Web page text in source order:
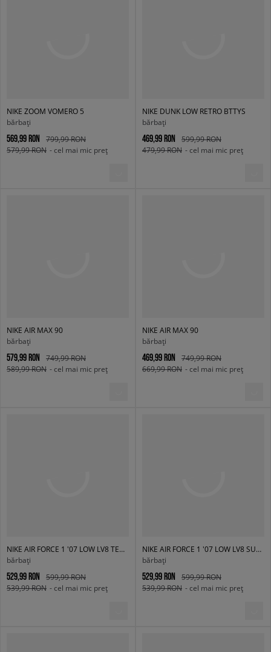
NIKE ZOOM VOMERO 5
bărbați
569,99 RON
799,99 RON
579,99 RON - cel mai mic preț
NIKE DUNK LOW RETRO BTTYS
bărbați
469,99 RON
599,99 RON
479,99 RON - cel mai mic preț
NIKE AIR MAX 90
bărbați
579,99 RON
749,99 RON
589,99 RON - cel mai mic preț
NIKE AIR MAX 90
bărbați
469,99 RON
749,99 RON
669,99 RON - cel mai mic preț
NIKE AIR FORCE 1 '07 LOW LV8 TECH
bărbați
529,99 RON
599,99 RON
539,99 RON - cel mai mic preț
NIKE AIR FORCE 1 '07 LOW LV8 SUMMER
bărbați
529,99 RON
599,99 RON
539,99 RON - cel mai mic preț